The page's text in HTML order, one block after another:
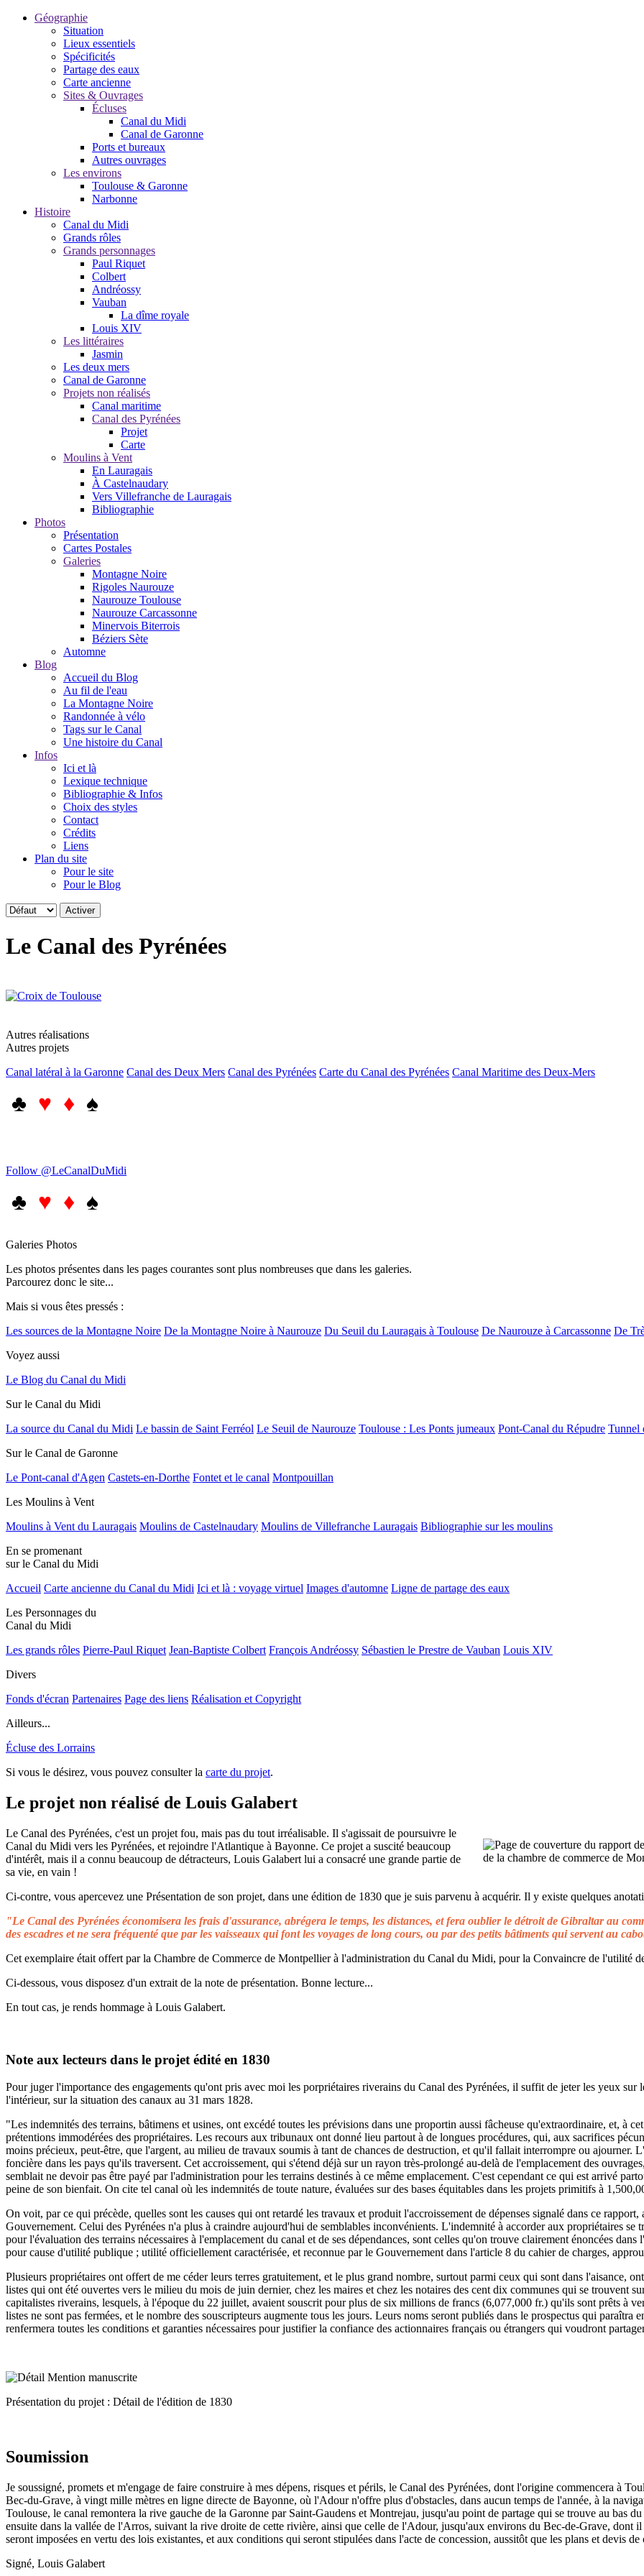
Géographie
Situation
Lieux essentiels
Spécificités
Partage des eaux
Carte ancienne
Sites & Ouvrages
Écluses
Canal du Midi
Canal de Garonne
Ports et bureaux
Autres ouvrages
Les environs
Toulouse & Garonne
Narbonne
Histoire
Canal du Midi
Grands rôles
Grands personnages
Paul Riquet
Colbert
Andréossy
Vauban
La dîme royale
Louis XIV
Les littéraires
Jasmin
Les deux mers
Canal de Garonne
Projets non réalisés
Canal maritime
Canal des Pyrénées
Projet
Carte
Moulins à Vent
En Lauragais
À Castelnaudary
Vers Villefranche de Lauragais
Bibliographie
Photos
Présentation
Cartes Postales
Galeries
Montagne Noire
Rigoles Naurouze
Naurouze Toulouse
Naurouze Carcassonne
Minervois Biterrois
Béziers Sète
Automne
Blog
Accueil du Blog
Au fil de l'eau
La Montagne Noire
Randonnée à vélo
Tags sur le Canal
Une histoire du Canal
Infos
Ici et là
Lexique technique
Bibliographie & Infos
Choix des styles
Contact
Crédits
Liens
Plan du site
Pour le site
Pour le Blog
Le Canal des Pyrénées
Autres réalisations
Autres projets
Canal latéral à la Garonne Canal des Deux Mers Canal des Pyrénées Carte du Canal des Pyrénées Canal Maritime des Deux-Mers
♣ ♥ ♦ ♠
Follow @LeCanalDuMidi
♣ ♥ ♦ ♠
Galeries Photos
Les photos présentes dans les pages courantes sont plus nombreuses que dans les galeries.
Parcourez donc le site...
Mais si vous êtes pressés :
Les sources de la Montagne Noire De la Montagne Noire à Naurouze Du Seuil du Lauragais à Toulouse De Naurouze à Carcassonne De
Voyez aussi
Le Blog du Canal du Midi
Sur le Canal du Midi
La source du Canal du Midi Le bassin de Saint Ferréol Le Seuil de Naurouze Toulouse : Les Ponts jumeaux Pont-Canal du Répudre Tunnel
Sur le Canal de Garonne
Le Pont-canal d'Agen Castets-en-Dorthe Fontet et le canal Montpouillan
Les Moulins à Vent
Moulins à Vent du Lauragais Moulins de Castelnaudary Moulins de Villefranche Lauragais Bibliographie sur les moulins
En se promenant
sur le Canal du Midi
Accueil Carte ancienne du Canal du Midi Ici et là : voyage virtuel Images d'automne Ligne de partage des eaux
Les Personnages du
Canal du Midi
Les grands rôles Pierre-Paul Riquet Jean-Baptiste Colbert François Andréossy Sébastien le Prestre de Vauban Louis XIV
Divers
Fonds d'écran Partenaires Page des liens Réalisation et Copyright
Ailleurs...
Écluse des Lorrains
Si vous le désirez, vous pouvez consulter la carte du projet.
Le projet non réalisé de Louis Galabert
Le Canal des Pyrénées, c'est un projet fou, mais pas du tout irréalisable. Il s'agissait de poursuivre le
Canal du Midi vers les Pyrénées, et rejoindre l'Atlantique à Bayonne. Ce projet a suscité beaucoup
d'intérêt, mais il a connu beaucoup de détracteurs, Louis Galabert lui a consacré une grande partie de
sa vie, en vain !
Ci-contre, vous apercevez une Présentation de son projet, dans une édition de 1830 que je suis parvenu à acquérir. Il y existe quelques
"Le Canal des Pyrénées économisera les frais d'assurance, abrégera le temps, les distances, et fera oublier le détroit de Gibraltar au
des escadres et ne sera fréquenté que par les vaisseaux qui font les voyages de long cours, ou par des petits bâtiments qui servent au
Cet exemplaire était offert par la Chambre de Commerce de Montpellier à l'administration du Canal du Midi, pour la Convaincre de l'utilité
Ci-dessous, vous disposez d'un extrait de la note de présentation. Bonne lecture...
En tout cas, je rends hommage à Louis Galabert.
Note aux lecteurs dans le projet édité en 1830
Pour juger l'importance des engagements qu'ont pris avec moi les porpriétaires riverains du Canal des Pyrénées, il suffit de jeter les yeux
l'intérieur, sur la situation des canaux au 31 mars 1828.
"Les indemnités des terrains, bâtimens et usines, ont excédé toutes les prévisions dans une proportin aussi fâcheuse qu'extraordinaire, et, à
prétentions immodérées des propriétaires. Les recours aux tribunaux ont donné lieu partout à de longues procédures, qui, aux sacrifices
moins précieux, peut-être, que l'argent, au milieu de travaux soumis à tant de chances de destruction, et qu'il fallait interrompre ou ajourner.
foncière dans les pays qu'ils traversent. Cet accroissement, qui s'étend déjà sur un rayon très-prolongé au-delà de l'emplacement des
semblait ne devoir pas être payé par l'administration pour les terrains destinés à ce même emplacement. C'est cependant ce qui est arrivé
peine de son bienfait. On cite tel canal où les indemnités de toute nature, évaluées sur des bases équitables dans les projets primitifs à
On voit, par ce qui précède, quelles sont les causes qui ont retardé les travaux et produit l'accroissement de dépenses signalé dans ce
Gouvernement. Celui des Pyrénées n'a plus à craindre aujourd'hui de semblables inconvénients. L'indemnité à accorder aux propriétaires se
pour l'évaluation des terrains nécessaires à l'emplacement du canal et de ses dépendances, sont celles qu'on trouve clairement énoncées
pour cause d'utilité publique ; utilité officiellement caractérisée, et reconnue par le Gouvernement dans l'article 8 du cahier de charges,
Plusieurs propriétaires ont offert de me céder leurs terres gratuitement, et le plus grand nombre, surtout parmi ceux qui sont dans l'aisance,
listes qui ont été ouvertes vers le milieu du mois de juin dernier, chez les maires et chez les notaires des cent dix communes qui se trouvent
capitalistes riverains, lesquels, à l'époque du 22 juillet, avaient souscrit pour plus de six millions de francs (6,077,000 fr.) qu'ils sont prêts à
listes ne sont pas fermées, et le nombre des souscripteurs augmente tous les jours. Leurs noms seront publiés dans le prospectus qui
renfermera toutes les conditions et garanties nécessaires pour justifier la confiance des actionnaires français ou étrangers qui voudront
Présentation du projet : Détail de l'édition de 1830
Soumission
Je soussigné, promets et m'engage de faire construire à mes dépens, risques et périls, le Canal des Pyrénées, dont l'origine commencera à
Bec-du-Grave, à vingt mille mètres en ligne directe de Bayonne, où l'Adour n'offre plus d'obstacles, dans aucun temps de l'année, à la
Toulouse, le canal remontera la rive gauche de la Garonne par Saint-Gaudens et Montrejau, jusqu'au point de partage qui se trouve au bas
ensuite dans la vallée de l'Arros, suivant la rive droite de cette rivière, ainsi que celle de l'Adour, jusqu'aux environs du Bec-de-Grave, dont
seront imposées en vertu des lois existantes, et aux conditions qui seront stipulées dans l'acte de concession, aussitôt que les plans et devis
Signé, Louis Galabert